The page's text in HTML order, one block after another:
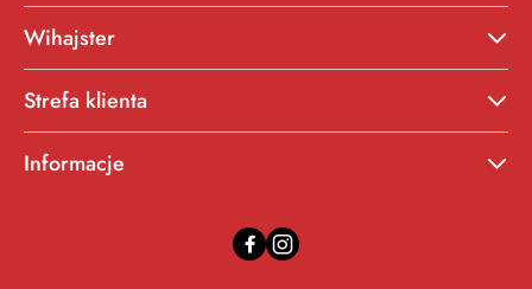
Wihajster
Strefa klienta
Informacje